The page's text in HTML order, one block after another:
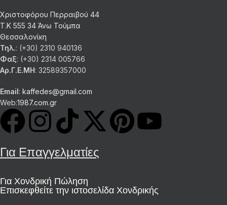
Χριστοφόρου Περραιβού 44
Τ.Κ 555 34 Άνω Τούμπα
Θεσσαλονίκη
Τηλ.: (+30) 2310 940136
Φαξ: (+30) 2314 005766
Αρ.Γ.Ε.ΜΗ: 32589357000
Email: kaffedes@gmail.com
Web:1987.com.gr
Για Επαγγελματίες
Για Χονδρική Πώληση
Επισκεφθείτε την ιστοσελίδα Χονδρικής